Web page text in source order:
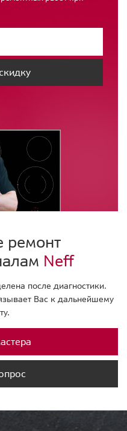
ремонт
Neff
после диагностики.
Вас к дальнейшему